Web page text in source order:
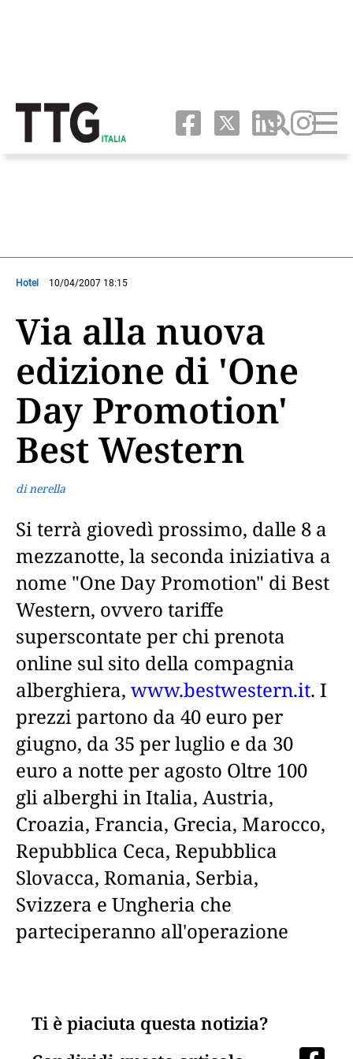
Hotel 10/04/2007 18:15
Via alla nuova
edizione di 'One
Day Promotion'
Best Western
di nerella
Si terrà giovedì prossimo, dalle 8 a
mezzanotte, la seconda iniziativa a
nome "One Day Promotion" di Best
Western, ovvero tariffe
superscontate per chi prenota
online sul sito della compagnia
alberghiera, www.bestwestern.it. I
prezzi partono da 40 euro per
giugno, da 35 per luglio e da 30
euro a notte per agosto Oltre 100
gli alberghi in Italia, Austria,
Croazia, Francia, Grecia, Marocco,
Repubblica Ceca, Repubblica
Slovacca, Romania, Serbia,
Svizzera e Ungheria che
parteciperanno all'operazione
Ti è piaciuta questa notizia?